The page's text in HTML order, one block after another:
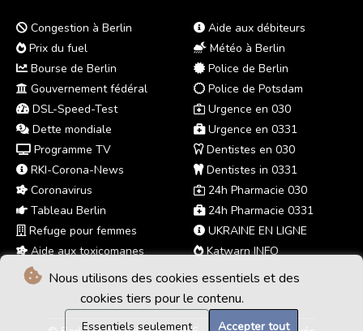
Nous utilisons des cookies essentiels et des
cookies tiers pour le contenu.
Essentiels seulement Accepter tout
Congestion à Berlin
Prix du fuel
Bourse de Berlin
Gouvernement fédéral
DSL-Speed-Test
Dette mondiale
Programme TV
RKI-Corona-News
Coronavirus
Tableau Berlin
Refuge pour femmes
Aide aux toxicomanes
Aide aux débiteurs
Météo à Berlin
Police de Berlin
Police de Potsdam
Urgence en 030
Urgence en 0331
Dentistes en 030
Dentistes in 0331
24h Pharmacie 030
24h Pharmacie 0331
UKRAINE EN LIGNE
Katwarn INFO